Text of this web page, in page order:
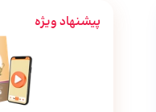
پیشنهاد ویژه